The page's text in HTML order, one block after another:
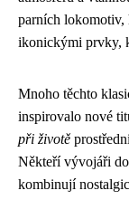
parních lokomotiv,
ikonickými prvky,
Mnoho těchto
inspirovalo nové
při životě
Někteří vývojáři
kombinují